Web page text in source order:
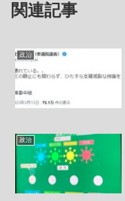
関連記事
政治
政治